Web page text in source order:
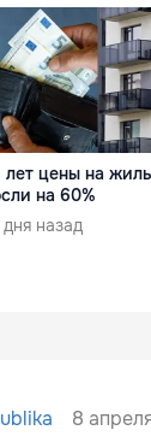
лет цены на
на 60%
назад
8